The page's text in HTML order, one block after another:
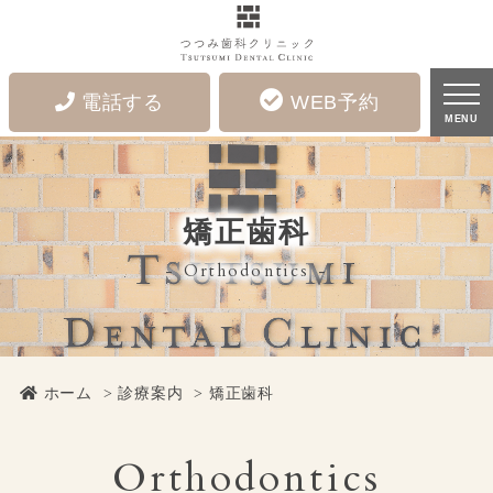
電話する WEB予約
MENU
矯正歯科｜つつみ歯科クリニック - 広島市中区宝町にある歯医者
矯正歯科
Orthodontics
ホーム 診療案内 矯正歯科
Orthodontics